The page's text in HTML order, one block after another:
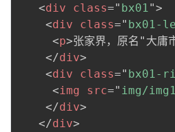
<div class=" bx01">
<div class=" bx01-
<p>张家界，原名"大庸
</div>
<div class=" bx01-
<img src=" img/
</div>
</div>